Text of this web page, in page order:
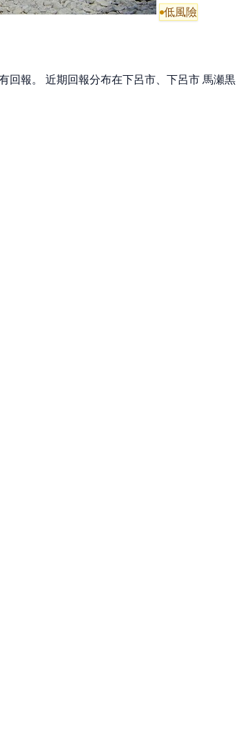
低風險
回報。 近期回報分布在下呂市、下呂市 馬瀬黒